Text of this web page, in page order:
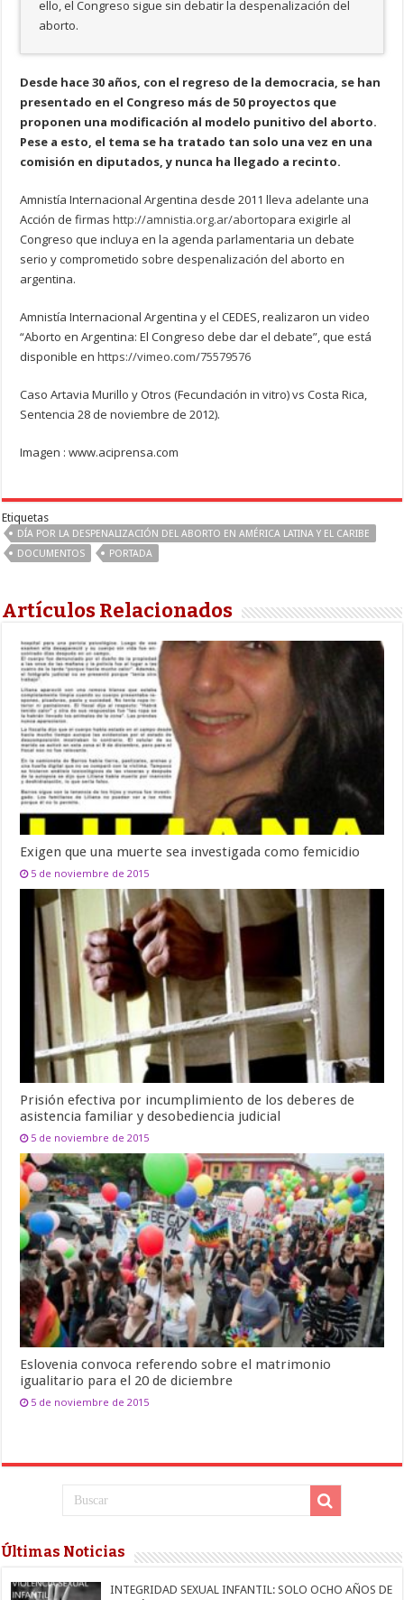
ello, el Congreso sigue sin debatir la despenalización del
aborto.
Desde hace 30 años, con el regreso de la democracia, se han
presentado en el Congreso más de 50 proyectos que
proponen una modificación al modelo punitivo del aborto.
Pese a esto, el tema se ha tratado tan solo una vez en una
comisión en diputados, y nunca ha llegado a recinto.
Amnistía Internacional Argentina desde 2011 lleva adelante una
Acción de firmashttp://amnistia.org.ar/abortopara exigirle al
Congreso que incluya en la agenda parlamentaria un debate
serio y comprometido sobre despenalización del aborto en
argentina.
Amnistía Internacional Argentina y el CEDES, realizaron un video
“Aborto en Argentina: El Congreso debe dar el debate”, que está
disponible enhttps://vimeo.com/75579576
Caso Artavia Murillo y Otros (Fecundación in vitro) vs Costa Rica,
Sentencia 28 de noviembre de 2012).
Imagen : www.aciprensa.com
Etiquetas
DÍA POR LA DESPENALIZACIÓN DEL ABORTO EN AMÉRICA LATINA Y EL CARIBE
DOCUMENTOS
PORTADA
Artículos Relacionados
Exigen que una muerte sea investigada como femicidio
5 de noviembre de 2015
Prisión efectiva por incumplimiento de los deberes de
asistencia familiar y desobediencia judicial
5 de noviembre de 2015
Eslovenia convoca referendo sobre el matrimonio
igualitario para el 20 de diciembre
5 de noviembre de 2015
Últimas Noticias
INTEGRIDAD SEXUAL INFANTIL: SOLO OCHO AÑOS DE